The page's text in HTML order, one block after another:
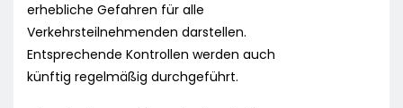
erhebliche Gefahren für alle
Verkehrsteilnehmenden darstellen.
Entsprechende Kontrollen werden auch
künftig regelmäßig durchgeführt.